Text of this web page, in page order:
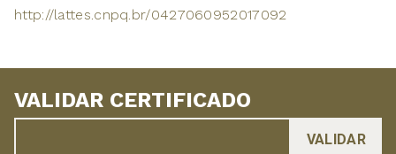
http://lattes.cnpq.br/0427060952017092
VALIDAR CERTIFICADO